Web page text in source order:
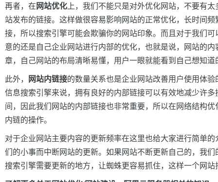
再者，在 网站优化 上，我们不能只是对外优化网站，不要有
站发布的链接。这样做很容易影响网站的正常优化，长时间
接，所以搜索引擎可能会欺骗你的网站印象。而且对于我们
意的还是自己企业网站进行内部的优化，也就是说，网站的
章，自己网站的布局清晰易懂，用户一眼就能看到自己想知道
此外， 网站内链接的数量关系也是企业网站改善用户使用体
信息搜索引擎来说，拥有良好的内部链接可以有效地减少许
间，因此我们网站的内部链接也非常重要，所以在网络结构
内链的操作。
对于企业网站主要内容的更新频率在这里也给大家进行简单
们的小事而中断网站的更新。如果网站不断更新自己的，我
搜索引擎需要更新的地方，让蜘蛛更容易抓住，这样一个网站